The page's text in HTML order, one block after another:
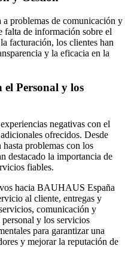
problemas de comunicación y
falta de información sobre el
facturación, los clientes han
y la eficacia en la
el Personal y los
negativas con el
ofrecidos. Desde
problemas con los
destacado la importancia de
fiables.
hacia BAUHAUS España
al cliente, entregas y
comunicación y
y los servicios
para garantizar una
y mejorar la reputación de